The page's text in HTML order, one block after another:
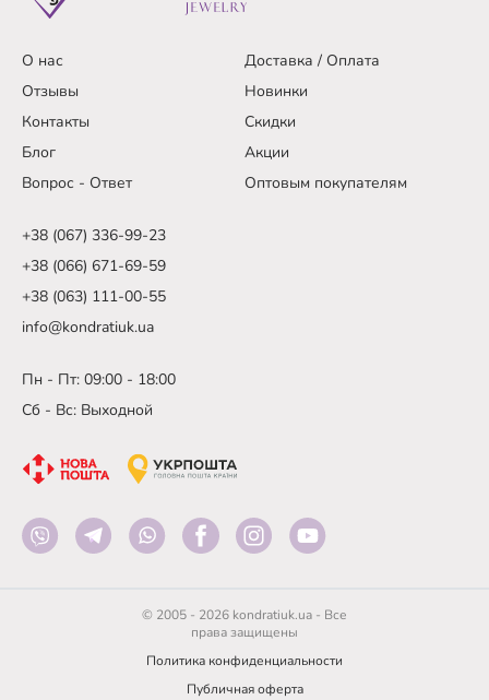
О нас
Доставка / Оплата
Отзывы
Новинки
Контакты
Скидки
Блог
Акции
Вопрос - Ответ
Оптовым покупателям
+38 (067) 336-99-23
+38 (066) 671-69-59
+38 (063) 111-00-55
info@kondratiuk.ua
Пн - Пт: 09:00 - 18:00
Сб - Вс: Выходной
© 2005 - 2026 kondratiuk.ua - Все
права защищены
Политика конфиденциальности
Публичная оферта